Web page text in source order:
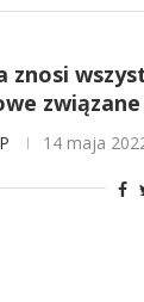
znosi
14 maja